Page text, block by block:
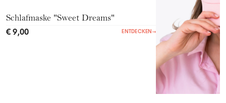
Schlafmaske "Sweet Dreams"
€ 9,00 ENTDECKEN→